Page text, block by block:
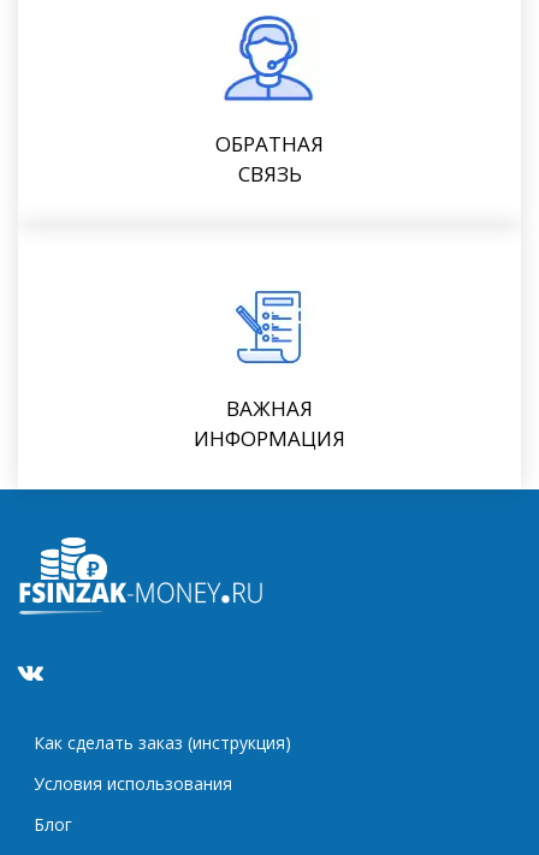
ОБРАТНАЯ
СВЯЗЬ
ВАЖНАЯ
ИНФОРМАЦИЯ
Как сделать заказ (инструкция)
Условия использования
Блог